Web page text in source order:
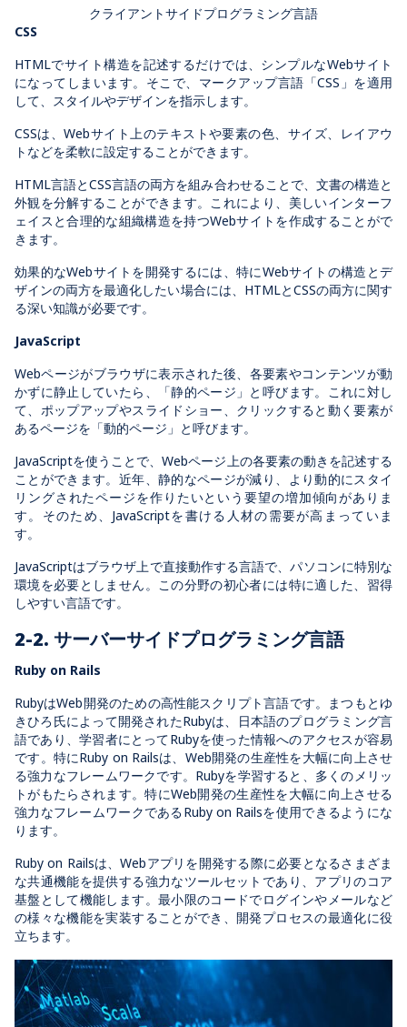
クライアントサイドプログラミング言語
CSS
HTMLでサイト構造を記述するだけでは、シンプルなWebサイト
になってしまいます。そこで、マークアップ言語「CSS」を適用
して、スタイルやデザインを指示します。
CSSは、Webサイト上のテキストや要素の色、サイズ、レイアウ
トなどを柔軟に設定することができます。
HTML言語とCSS言語の両方を組み合わせることで、文書の構造と
外観を分解することができます。これにより、美しいインターフ
ェイスと合理的な組織構造を持つWebサイトを作成することがで
きます。
効果的なWebサイトを開発するには、特にWebサイトの構造とデ
ザインの両方を最適化したい場合には、HTMLとCSSの両方に関す
る深い知識が必要です。
JavaScript
Webページがブラウザに表示された後、各要素やコンテンツが動
かずに静止していたら、「静的ページ」と呼びます。これに対し
て、ポップアップやスライドショー、クリックすると動く要素が
あるページを「動的ページ」と呼びます。
JavaScriptを使うことで、Webページ上の各要素の動きを記述する
ことができます。近年、静的なページが減り、より動的にスタイ
リングされたページを作りたいという要望の増加傾向がありま
す。そのため、JavaScriptを書ける人材の需要が高まっていま
す。
JavaScriptはブラウザ上で直接動作する言語で、パソコンに特別な
環境を必要としません。この分野の初心者には特に適した、習得
しやすい言語です。
2-2. サーバーサイドプログラミング言語
Ruby on Rails
RubyはWeb開発のための高性能スクリプト言語です。まつもとゆ
きひろ氏によって開発されたRubyは、日本語のプログラミング言
語であり、学習者にとってRubyを使った情報へのアクセスが容易
です。特にRuby on Railsは、Web開発の生産性を大幅に向上させ
る強力なフレームワークです。Rubyを学習すると、多くのメリッ
トがもたらされます。特にWeb開発の生産性を大幅に向上させる
強力なフレームワークであるRuby on Railsを使用できるようにな
ります。
Ruby on Railsは、Webアプリを開発する際に必要となるさまざま
な共通機能を提供する強力なツールセットであり、アプリのコア
基盤として機能します。最小限のコードでログインやメールなど
の様々な機能を実装することができ、開発プロセスの最適化に役
立ちます。